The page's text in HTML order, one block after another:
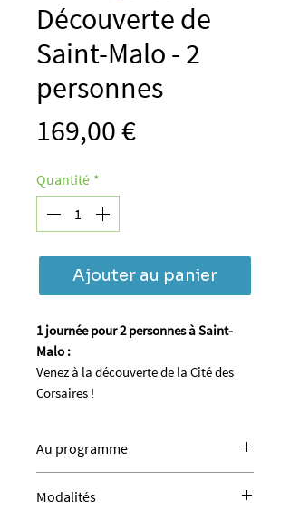
Découverte de
Saint-Malo - 2
personnes
169,00 €Prix
Quantité *
Ajouter au panier
1 journée pour 2 personnes à Saint-
Malo :
​Venez à la découverte de la Cité des
Corsaires !
Au programme
réputée dans Intramuros (hors
Modalités